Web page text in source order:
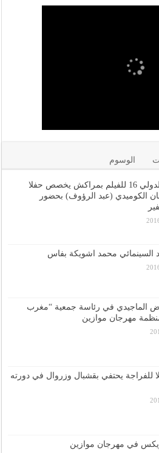
الوسوم
المهرجان الدولي 16 للفيلم بمراكش يخصص حفلا
الكوميدي (عبد الرؤوف) بحضور
السينمائي محمد اشويكة بفاس
الماجيدي في رئاسة جمعية “مغرب
منظمة مهرجان موازين
للفراجة يحتفي بقشبال وزروال في دورته
في مهرجان موازين